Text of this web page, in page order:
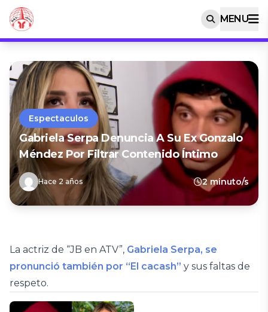
MENU
Espectaculos
Gabriela Serpa Denuncia A Su Ex Gonzalo
Méndez Por Filtrar Contenido Íntimo
Hace 2 años 2 minuto/s
La actriz de “JB en ATV”, Gabriela Serpa, se
pronunció también por “El cacash” y sus faltas de
respeto.